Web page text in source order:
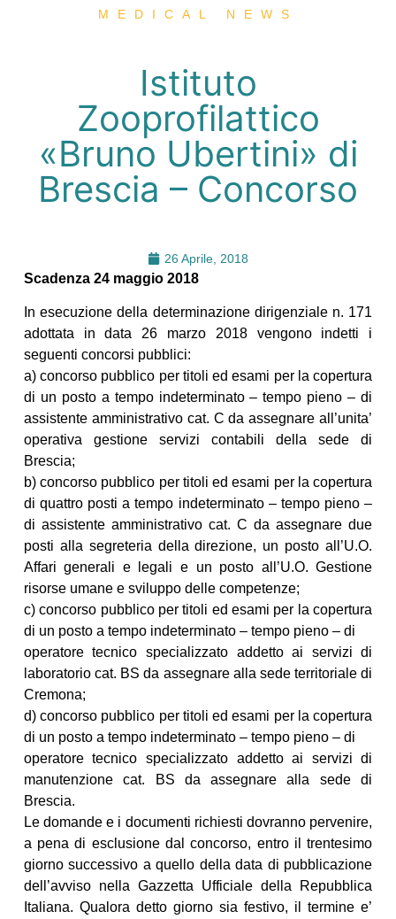
MEDICAL NEWS
Istituto
Zooprofilattico
«Bruno Ubertini» di
Brescia – Concorso
26 Aprile, 2018
Scadenza 24 maggio 2018
In esecuzione della determinazione dirigenziale n. 171
adottata in data 26 marzo 2018 vengono indetti i
seguenti concorsi pubblici:
a) concorso pubblico per titoli ed esami per la copertura
di un posto a tempo indeterminato – tempo pieno – di
assistente amministrativo cat. C da assegnare all’unita’
operativa gestione servizi contabili della sede di
Brescia;
b) concorso pubblico per titoli ed esami per la copertura
di quattro posti a tempo indeterminato – tempo pieno –
di assistente amministrativo cat. C da assegnare due
posti alla segreteria della direzione, un posto all’U.O.
Affari generali e legali e un posto all’U.O. Gestione
risorse umane e sviluppo delle competenze;
c) concorso pubblico per titoli ed esami per la copertura
di un posto a tempo indeterminato – tempo pieno – di
operatore tecnico specializzato addetto ai servizi di
laboratorio cat. BS da assegnare alla sede territoriale di
Cremona;
d) concorso pubblico per titoli ed esami per la copertura
di un posto a tempo indeterminato – tempo pieno – di
operatore tecnico specializzato addetto ai servizi di
manutenzione cat. BS da assegnare alla sede di
Brescia.
Le domande e i documenti richiesti dovranno pervenire,
a pena di esclusione dal concorso, entro il trentesimo
giorno successivo a quello della data di pubblicazione
dell’avviso nella Gazzetta Ufficiale della Repubblica
Italiana. Qualora detto giorno sia festivo, il termine e’